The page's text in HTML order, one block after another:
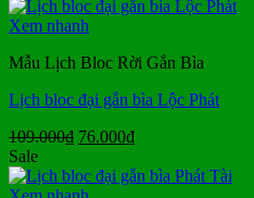
là:
109.000₫.
tại
Xem nhanh
Mẫu Lịch Bloc Rời Gắn Bìa
Lịch bloc đại gắn bìa Lộc Phát
109.000₫ Giá
là:
76.000₫Giá
tại
Sale